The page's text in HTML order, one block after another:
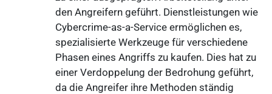
den Angreifern geführt. Dienstleistungen wie
Cybercrime-as-a-Service ermöglichen es,
spezialisierte Werkzeuge für verschiedene
Phasen eines Angriffs zu kaufen. Dies hat zu
einer Verdoppelung der Bedrohung geführt,
da die Angreifer ihre Methoden ständig